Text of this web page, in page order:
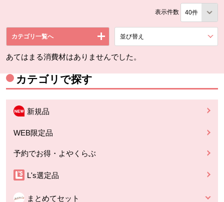
表示件数
カテゴリ一覧へ 並び替え
あてはまる消費材はありませんでした。
カテゴリで探す
新規品
WEB限定品
予約でお得・よやくらぶ
L's選定品
まとめてセット